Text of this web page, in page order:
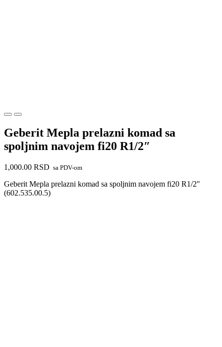
Geberit Mepla prelazni komad sa
spoljnim navojem fi20 R1/2″
1,000.00 RSD sa PDV-om
Geberit Mepla prelazni komad sa spoljnim navojem fi20 R1/2″
(602.535.00.5)